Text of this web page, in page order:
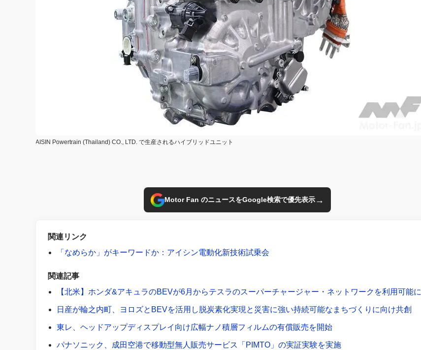
AISIN Powertrain (Thailand) CO., LTD. で生産されるハイブリッドユニット
Motor Fan のニュースをGoogle検索で優先表示→
関連リンク
「なめらか」がキーワードか：アイシン電動化新技術試乗会
関連記事
【北米】ホンダ&アキュラのBEVが6月からテスラのスーパーチャージャー・ネットワークを利用可能に
日産が輪之内町、ヨロズとBEVを活用し脱炭素化実現と災害に強い持続可能なまちづくりに向け共創
東レ、ヘッドアップディスプレイ向け広幅ナノ積層フィルムの有償販売を開始
パナソニック、成田空港で移動型無人販売サービス「PIMTO」の実証実験を実施